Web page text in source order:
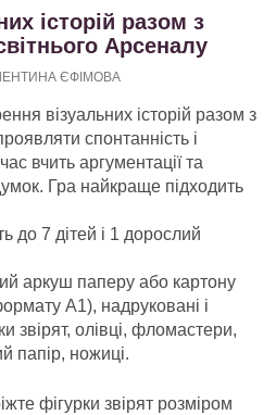
історій разом з
Арсеналу
ЄФІМОВА
візуальних історій разом з
спонтанність і
вчить аргументації та
Гра найкраще підходить
до 7 дітей і 1 дорослий
аркуш паперу або картону
А1), надруковані і
звірят, олівці, фломастери,
папір, ножиці.
фігурки звірят розміром